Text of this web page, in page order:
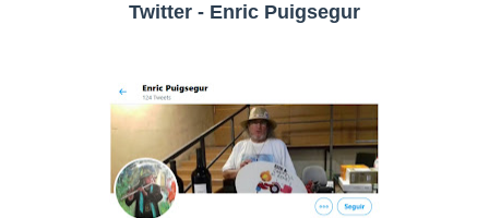
Twitter - Enric Puigsegur